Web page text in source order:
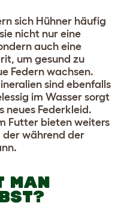
sich Hühner häufig
nicht nur eine
auch eine
um gesund zu
Federn wachsen.
sind ebenfalls
im Wasser sorgt
neues Federkleid.
Futter bieten weiters
der während der
MAN